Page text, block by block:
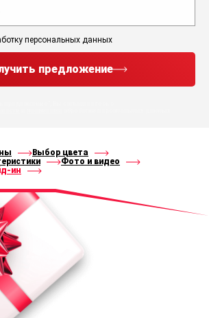
персональных данных
предложение
Выбор цвета
Фото и видео
ин